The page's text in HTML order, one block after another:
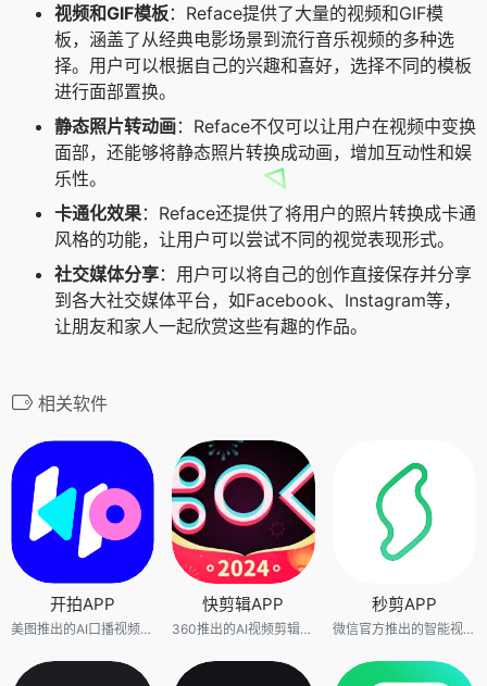
视频和GIF模板：Reface提供了大量的视频和GIF模
板，涵盖了从经典电影场景到流行音乐视频的多种选
择。用户可以根据自己的兴趣和喜好，选择不同的模板
进行面部置换。
静态照片转动画：Reface不仅可以让用户在视频中变换
面部，还能够将静态照片转换成动画，增加互动性和娱
乐性。
卡通化效果：Reface还提供了将用户的照片转换成卡通
风格的功能，让用户可以尝试不同的视觉表现形式。
社交媒体分享：用户可以将自己的创作直接保存并分享
到各大社交媒体平台，如Facebook、Instagram等，
让朋友和家人一起欣赏这些有趣的作品。
相关软件
开拍APP
美图推出的AI口播视频制作APP
快剪辑APP
360推出的AI视频剪辑APP
秒剪APP
微信官方推出的智能视频剪辑和制作APP